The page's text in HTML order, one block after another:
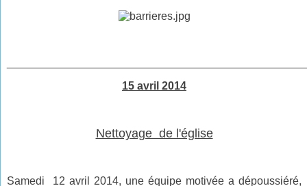
15 avril 2014
Nettoyage de l'église
Samedi 12 avril 2014, une équipe motivée a dépoussiéré,